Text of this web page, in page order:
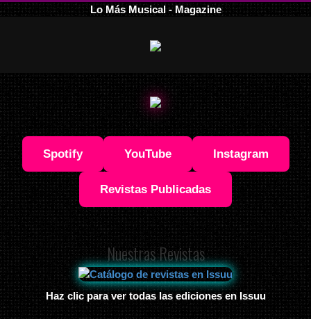
Lo Más Musical - Magazine
Spotify YouTube Instagram
Revistas Publicadas
Nuestras Revistas
Haz clic para ver todas las ediciones en Issuu